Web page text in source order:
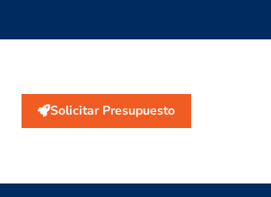
Solicitar Presupuesto